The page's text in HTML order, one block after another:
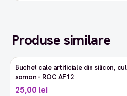
Produse similare
Buchet cale artificiale din silicon,
somon - ROC AF12
25,00 lei